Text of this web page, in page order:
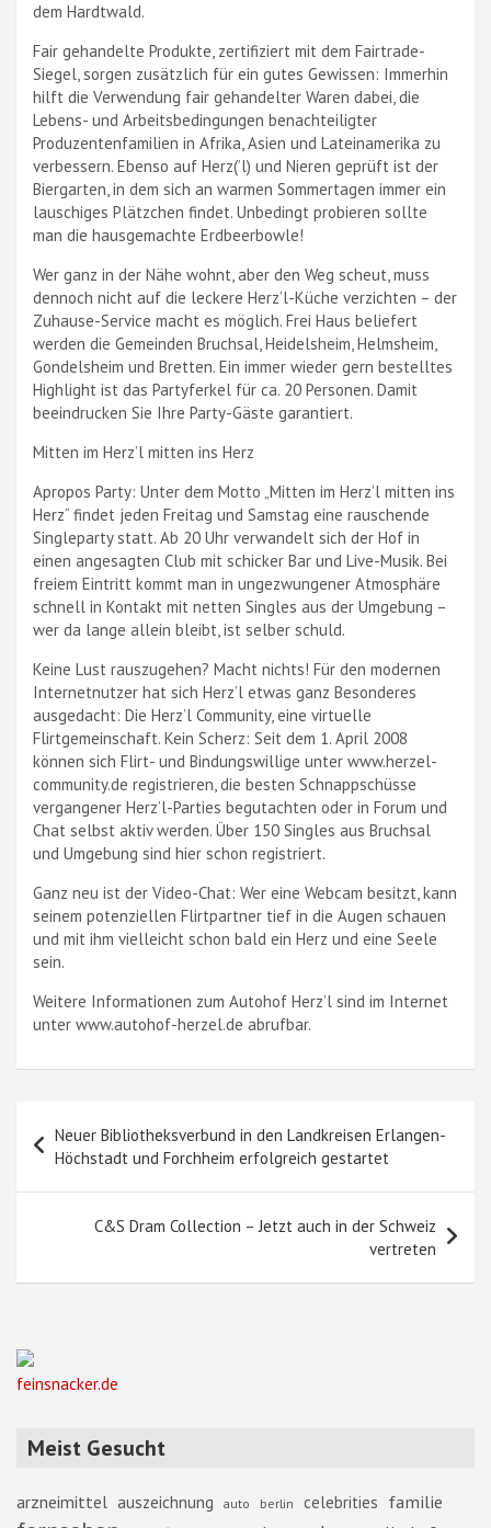
dem Hardtwald.
Fair gehandelte Produkte, zertifiziert mit dem Fairtrade-
Siegel, sorgen zusätzlich für ein gutes Gewissen: Immerhin
hilft die Verwendung fair gehandelter Waren dabei, die
Lebens- und Arbeitsbedingungen benachteiligter
Produzentenfamilien in Afrika, Asien und Lateinamerika zu
verbessern. Ebenso auf Herz(’l) und Nieren geprüft ist der
Biergarten, in dem sich an warmen Sommertagen immer ein
lauschiges Plätzchen findet. Unbedingt probieren sollte
man die hausgemachte Erdbeerbowle!
Wer ganz in der Nähe wohnt, aber den Weg scheut, muss
dennoch nicht auf die leckere Herz’l-Küche verzichten – der
Zuhause-Service macht es möglich. Frei Haus beliefert
werden die Gemeinden Bruchsal, Heidelsheim, Helmsheim,
Gondelsheim und Bretten. Ein immer wieder gern bestelltes
Highlight ist das Partyferkel für ca. 20 Personen. Damit
beeindrucken Sie Ihre Party-Gäste garantiert.
Mitten im Herz’l mitten ins Herz
Apropos Party: Unter dem Motto „Mitten im Herz’l mitten ins
Herz“ findet jeden Freitag und Samstag eine rauschende
Singleparty statt. Ab 20 Uhr verwandelt sich der Hof in
einen angesagten Club mit schicker Bar und Live-Musik. Bei
freiem Eintritt kommt man in ungezwungener Atmosphäre
schnell in Kontakt mit netten Singles aus der Umgebung –
wer da lange allein bleibt, ist selber schuld.
Keine Lust rauszugehen? Macht nichts! Für den modernen
Internetnutzer hat sich Herz’l etwas ganz Besonderes
ausgedacht: Die Herz’l Community, eine virtuelle
Flirtgemeinschaft. Kein Scherz: Seit dem 1. April 2008
können sich Flirt- und Bindungswillige unter www.herzel-
community.de registrieren, die besten Schnappschüsse
vergangener Herz’l-Parties begutachten oder in Forum und
Chat selbst aktiv werden. Über 150 Singles aus Bruchsal
und Umgebung sind hier schon registriert.
Ganz neu ist der Video-Chat: Wer eine Webcam besitzt, kann
seinem potenziellen Flirtpartner tief in die Augen schauen
und mit ihm vielleicht schon bald ein Herz und eine Seele
sein.
Weitere Informationen zum Autohof Herz’l sind im Internet
unter www.autohof-herzel.de abrufbar.
Neuer Bibliotheksverbund in den Landkreisen Erlangen-
Höchstadt und Forchheim erfolgreich gestartet
C&S Dram Collection – Jetzt auch in der Schweiz
vertreten
feinsnacker.de
Meist Gesucht
arzneimittel auszeichnung auto berlin celebrities familie